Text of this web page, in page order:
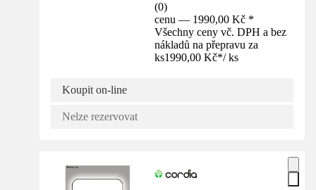
(0)
cenu — 1990,00 Kč *
Všechny ceny vč. DPH a bez
nákladů na přepravu za
ks1990,00 Kč*/ ks
Koupit on-line
Nelze rezervovat